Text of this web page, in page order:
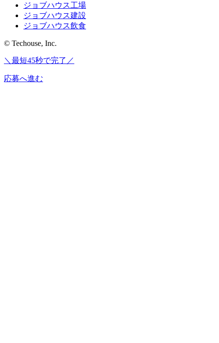
ジョブハウス工場
ジョブハウス建設
ジョブハウス飲食
© Techouse, Inc.
＼最短45秒で完了／
応募へ進む